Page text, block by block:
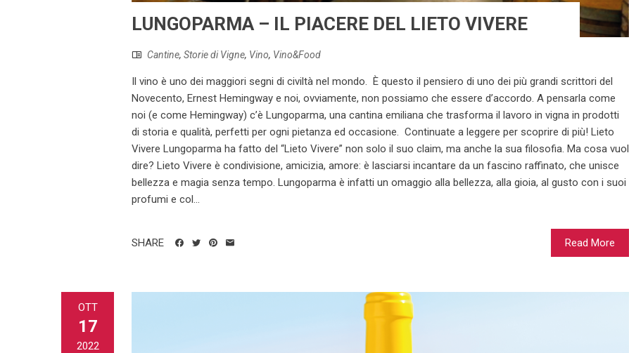
LUNGOPARMA – IL PIACERE DEL LIETO VIVERE
Cantine, Storie di Vigne, Vino, Vino&Food
Il vino è uno dei maggiori segni di civiltà nel mondo. È questo il pensiero di uno dei più grandi scrittori del
Novecento, Ernest Hemingway e noi, ovviamente, non possiamo che essere d’accordo. A pensarla come
noi (e come Hemingway) c’è Lungoparma, una cantina emiliana che trasforma il lavoro in vigna in prodotti
di storia e qualità, perfetti per ogni pietanza ed occasione. Continuate a leggere per scoprire di più! Lieto
Vivere Lungoparma ha fatto del “Lieto Vivere” non solo il suo claim, ma anche la sua filosofia. Ma cosa vuol
dire? Lieto Vivere è condivisione, amicizia, amore: è lasciarsi incantare da un fascino raffinato, che unisce
bellezza e magia senza tempo. Lungoparma è infatti un omaggio alla bellezza, alla gioia, al gusto con i suoi
profumi e col...
Read More
SHARE
OTT
17
2022